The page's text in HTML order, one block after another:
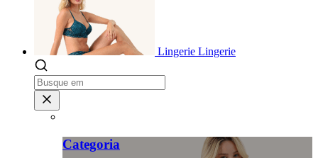
Lingerie Lingerie
Categoria